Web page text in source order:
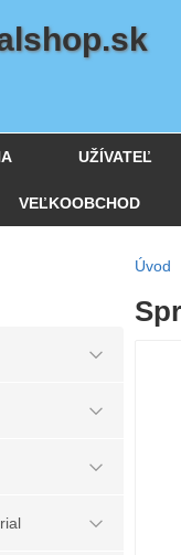
UŽÍVATEĽ
VEĽKOOBCHOD
Úvod